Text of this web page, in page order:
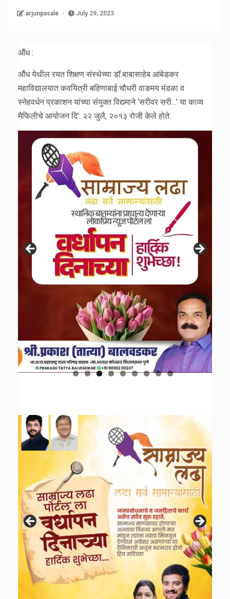
arjunpasale July 29, 2023
औंध :
औंध येथील रयत शिक्षण संस्थेच्या डॉ.बाबासाहेब आंबेडकर
महाविद्यालयात कवयित्री बहिणाबाई चौधरी वाङमय मंडळा व
स्नेहवर्धन प्रकाशन यांच्या संयुक्त विद्यमाने ‘सरीवर सरी…’ या काव्य
मैफिलीचे आयोजन दि’. २२ जुलै, २०१३ रोजी केले होते.